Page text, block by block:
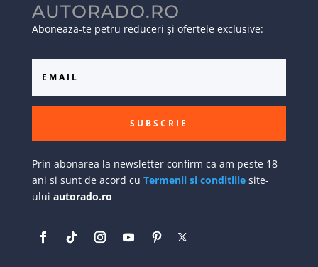
AUTORADO.RO
Abonează-te petru reduceri și ofertele exclusive:
SUBSCRIE
Prin abonarea la newsletter confirm ca am peste 18
ani si sunt de acord cu Termenii si conditiilesite-
ului autorado.ro